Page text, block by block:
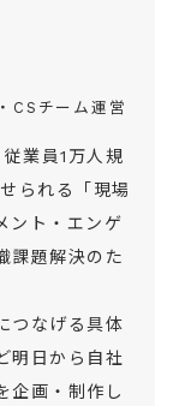
CSチーム運営
業員1万人規
られる「現場
ント・エンゲ
課題解決のた
つなげる具体
明日から自社
企画・制作し